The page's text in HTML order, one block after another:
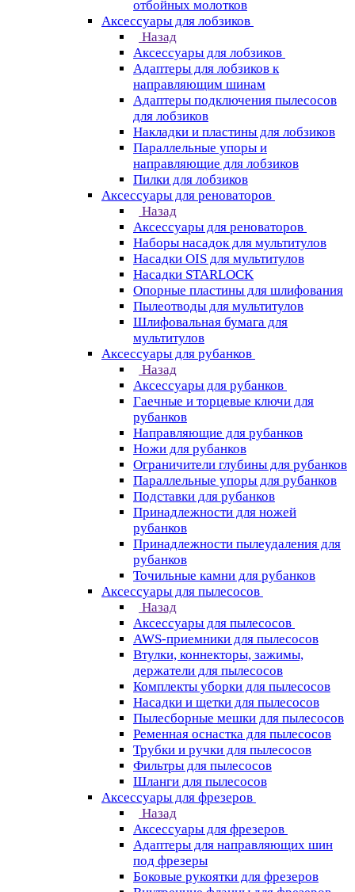
отбойных молотков
Аксессуары для лобзиков
Назад
Аксессуары для лобзиков
Адаптеры для лобзиков к
направляющим шинам
Адаптеры подключения пылесосов
для лобзиков
Накладки и пластины для лобзиков
Параллельные упоры и
направляющие для лобзиков
Пилки для лобзиков
Аксессуары для реноваторов
Назад
Аксессуары для реноваторов
Наборы насадок для мультитулов
Насадки OIS для мультитулов
Насадки STARLOCK
Опорные пластины для шлифования
Пылеотводы для мультитулов
Шлифовальная бумага для
мультитулов
Аксессуары для рубанков
Назад
Аксессуары для рубанков
Гаечные и торцевые ключи для
рубанков
Направляющие для рубанков
Ножи для рубанков
Ограничители глубины для рубанков
Параллельные упоры для рубанков
Подставки для рубанков
Принадлежности для ножей
рубанков
Принадлежности пылеудаления для
рубанков
Точильные камни для рубанков
Аксессуары для пылесосов
Назад
Аксессуары для пылесосов
AWS-приемники для пылесосов
Втулки, коннекторы, зажимы,
держатели для пылесосов
Комплекты уборки для пылесосов
Насадки и щетки для пылесосов
Пылесборные мешки для пылесосов
Ременная оснастка для пылесосов
Трубки и ручки для пылесосов
Фильтры для пылесосов
Шланги для пылесосов
Аксессуары для фрезеров
Назад
Аксессуары для фрезеров
Адаптеры для направляющих шин
под фрезеры
Боковые рукоятки для фрезеров